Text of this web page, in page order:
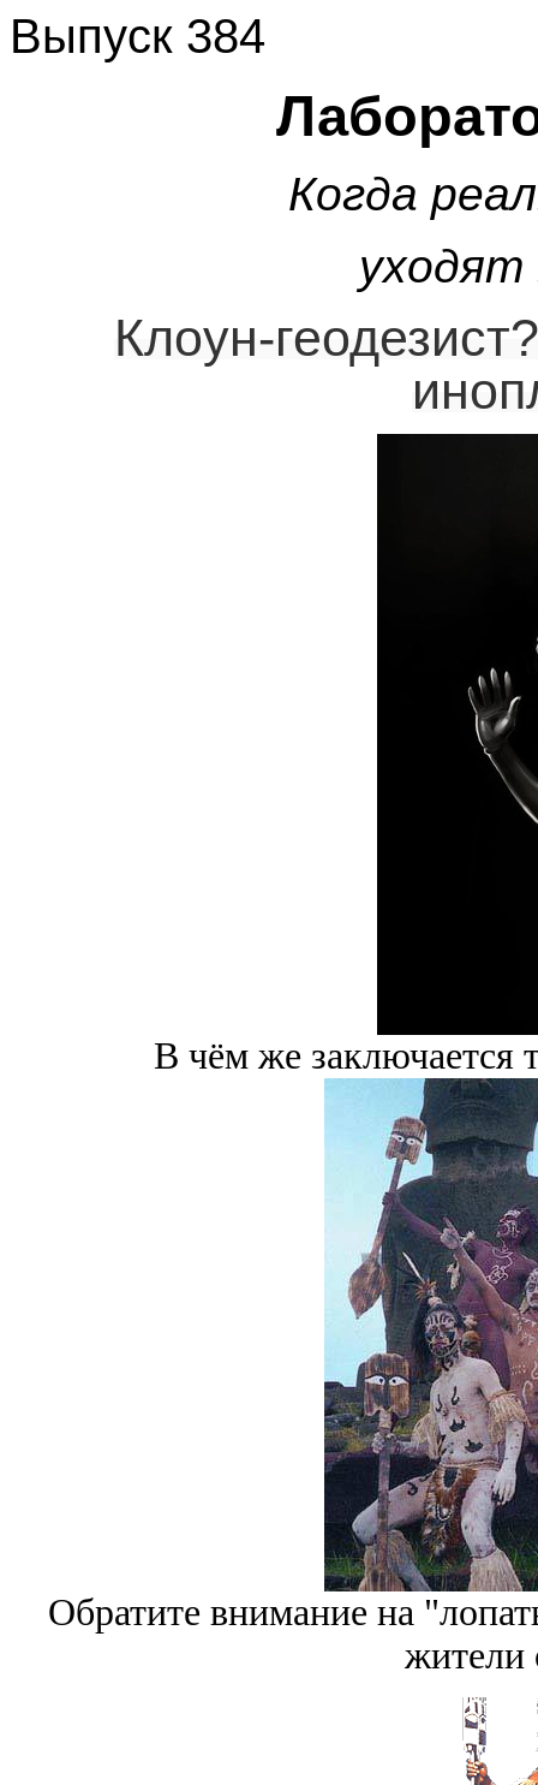
Выпуск 384
Когда
Клоун-
В чём же заключается
Обратите внимание на
жители